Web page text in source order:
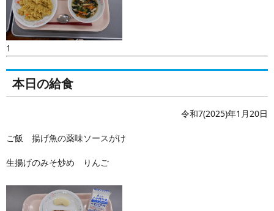
1
本日の給食
令和7(2025)年1月20日
ご飯 揚げ魚の薬味ソースがけ
生揚げのみそ炒め りんご